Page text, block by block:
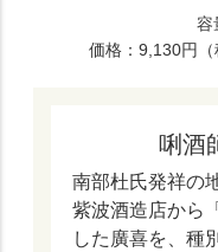
容
価格：9,130円
唎酒
南部杜氏発祥の
紫波酒造店から
した廣喜を、種